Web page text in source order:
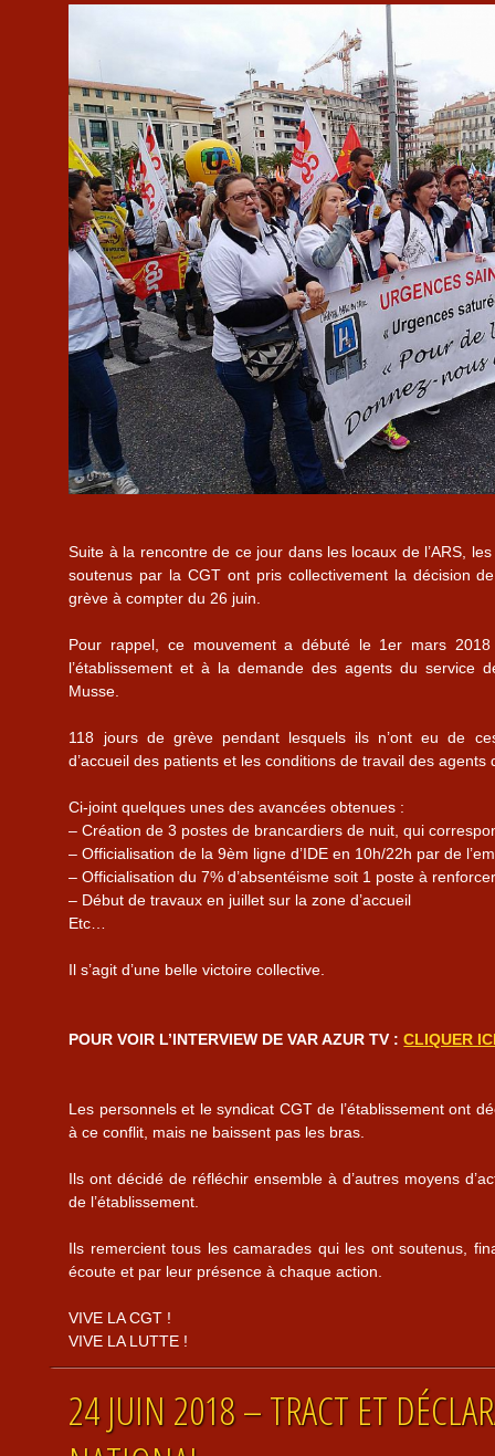
Suite à la rencontre de ce jour dans les locaux de l’ARS,
soutenus par la CGT ont pris collectivement la décision
grève à compter du 26 juin.
Pour rappel, ce mouvement a débuté le 1er mars
l’établissement et à la demande des agents du service
Musse.
118 jours de grève pendant lesquels ils n’ont eu de
d’accueil des patients et les conditions de travail des agents
Ci-joint quelques unes des avancées obtenues :
– Création de 3 postes de brancardiers de nuit, qui
– Officialisation de la 9èm ligne d’IDE en 10h/22h par de
– Officialisation du 7% d’absentéisme soit 1 poste à
– Début de travaux en juillet sur la zone d’accueil
Etc…
Il s’agit d’une belle victoire collective.
POUR VOIR L’INTERVIEW DE VAR AZUR TV :CLIQUER
Les personnels et le syndicat CGT de l’établissement ont
à ce conflit, mais ne baissent pas les bras.
Ils ont décidé de réfléchir ensemble à d’autres moyens
de l’établissement.
Ils remercient tous les camarades qui les ont soutenus,
écoute et par leur présence à chaque action.
VIVE LA CGT !
VIVE LA LUTTE !
24 JUIN 2018 – TRACT ET